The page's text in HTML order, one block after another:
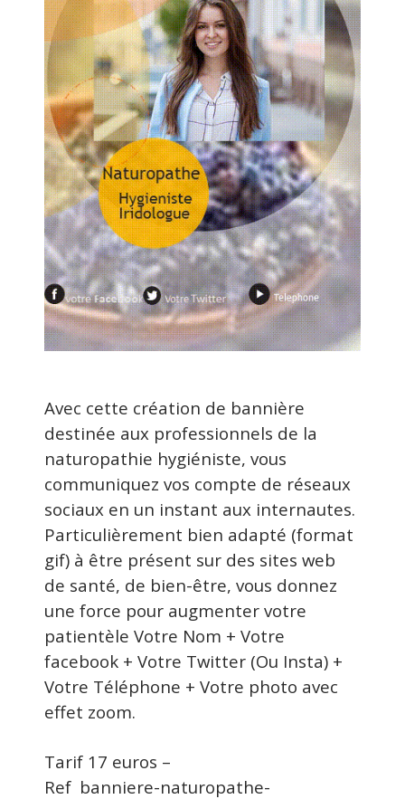
Avec cette création de bannière
destinée aux professionnels de la
naturopathie hygiéniste, vous
communiquez vos compte de réseaux
sociaux en un instant aux internautes.
Particulièrement bien adapté (format
gif) à être présent sur des sites web
de santé, de bien-être, vous donnez
une force pour augmenter votre
patientèle Votre Nom + Votre
facebook + Votre Twitter (Ou Insta) +
Votre Téléphone + Votre photo avec
effet zoom.
Tarif 17 euros –
Ref banniere-naturopathe-